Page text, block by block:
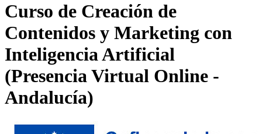
Curso de Creación de
Contenidos y Marketing con
Inteligencia Artificial
(Presencia Virtual Online -
Andalucía)